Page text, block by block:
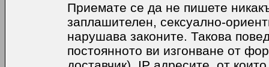
Приемате се да не пишете
заплашителен, сексуално-
нарушава законите. Такова
постоянното ви изгонване от